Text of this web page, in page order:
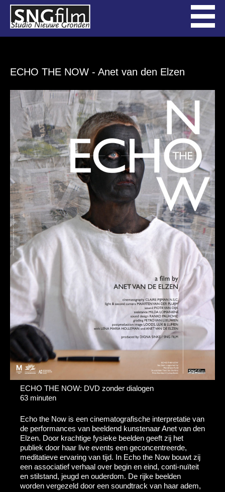
ECHO THE NOW - Anet van den Elzen
ECHO THE NOW: DVD zonder dialogen
63 minuten
Echo the Now is een cinematografische interpretatie van
de performances van beeldend kunstenaar Anet van den
Elzen. Door krachtige fysieke beelden geeft zij het
publiek door haar live events een geconcentreerde,
meditatieve ervaring van tijd. In Echo the Now bouwt zij
een associatief verhaal over begin en eind, conti-nuïteit
en stilstand, jeugd en ouderdom. De rijke beelden
worden vergezeld door een soundtrack van haar adem,